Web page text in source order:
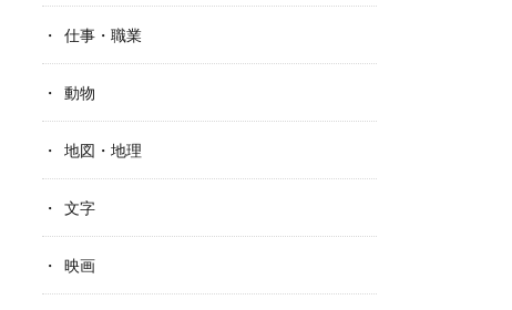
仕事・職業
動物
地図・地理
文字
映画